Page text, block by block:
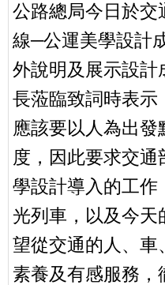
公路總局今日於交
線─公運美學設計
外說明及展示設計
長蒞臨致詞時表示
應該要以人為出發
度，因此要求交
學設計導入的工作
光列車，以及今天
望從交通的人、車
素養及有感服務，